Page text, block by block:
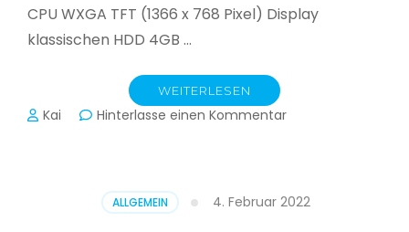
CPU WXGA TFT (1366 x 768 Pixel) Display
klassischen HDD 4GB …
WEITERLESEN
Kai Hinterlasse einen Kommentarzu
ALLGEMEIN 4. Februar 2022